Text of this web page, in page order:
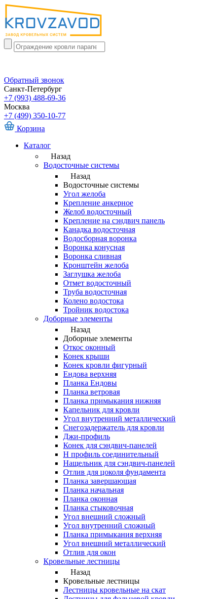
Обратный звонок
Санкт-Петербург
+7 (993) 488-69-36
Москва
+7 (499) 350-10-77
Корзина
Каталог
Назад
Водосточные системы
Назад
Водосточные системы
Угол желоба
Крепление анкерное
Желоб водосточный
Крепление на сэндвич панель
Канадка водосточная
Водосборная воронка
Воронка конусная
Воронка сливная
Кронштейн желоба
Заглушка желоба
Отмет водосточный
Труба водосточная
Колено водостока
Тройник водостока
Доборные элементы
Назад
Доборные элементы
Откос оконный
Конек крыши
Конек кровли фигурный
Ендова верхняя
Планка Ендовы
Планка ветровая
Планка примыкания нижняя
Капельник для кровли
Угол внутренний металлический
Снегозадержатель для кровли
Джи-профиль
Конек для сэндвич-панелей
Н профиль соединительный
Нащельник для сэндвич-панелей
Отлив для цоколя фундамента
Планка завершающая
Планка начальная
Планка оконная
Планка стыковочная
Угол внешний сложный
Угол внутренний сложный
Планка примыкания верхняя
Угол внешний металлический
Отлив для окон
Кровельные лестницы
Назад
Кровельные лестницы
Лестницы кровельные на скат